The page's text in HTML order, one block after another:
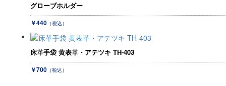
グローブホルダー
￥440 （税込）
床革手袋 黄表革・アテツキ TH-403
￥700 （税込）